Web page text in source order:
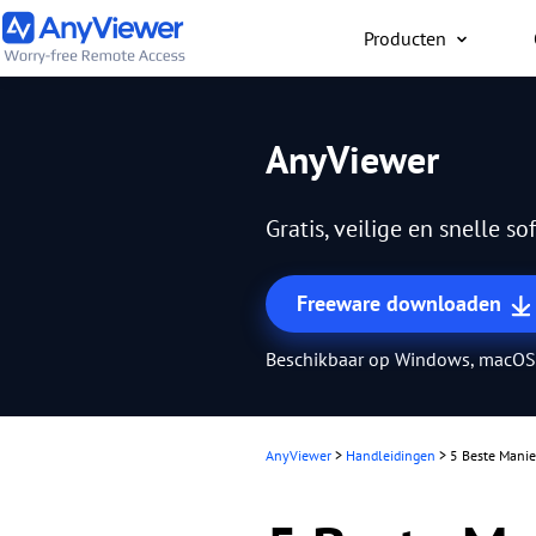
Producten
pc/Mac/telefoon, waar
AnyViewer
Gratis, veilige en snelle
Freeware downloaden
Beschikbaar op Windows,
AnyViewer > Handleidingen > 5 Beste